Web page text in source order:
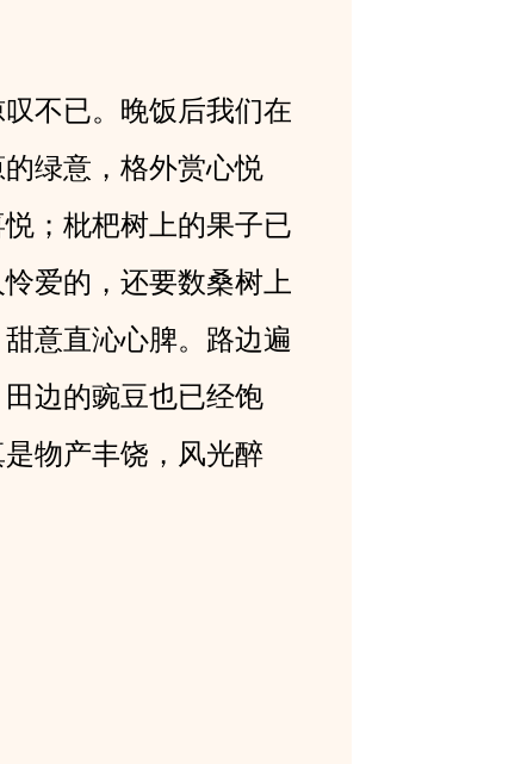
不已。晚饭后我们在
绿意，格外赏心悦
；枇杷树上的果子已
爱的，还要数桑树上
意直沁心脾。路边遍
边的豌豆也已经饱
物产丰饶，风光醉